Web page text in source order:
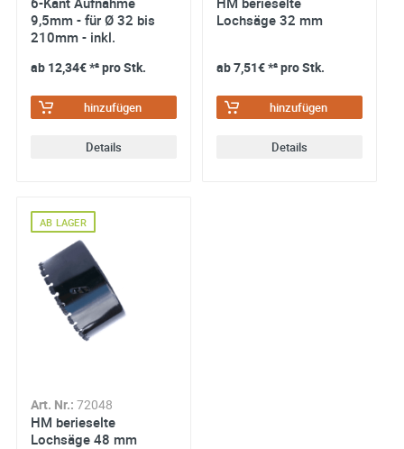
9,5mm - für Ø 32 bis
210mm - inkl.
Zentri...
ab 12,34€*² pro Stk.
hinzufügen
Details
Lochsäge 32 mm
ab7,51€*² pro Stk.
hinzufügen
Details
Art. Nr.: 72048
HM berieselte
Lochsäge 48 mm
AB LAGER